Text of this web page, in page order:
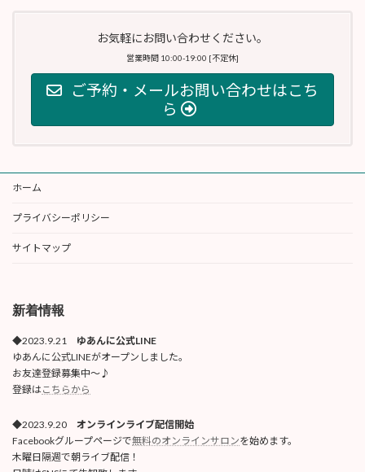
お気軽にお問い合わせください。
営業時間 10:00-19:00 [不定休]
ご予約・メールお問い合わせはこち
ら
ホーム
プライバシーポリシー
サイトマップ
新着情報
◆2023.9.21 ゆあんに公式LINE
ゆあんに公式LINEがオープンしました。
お友達登録募集中〜♪
登録はこちらから
◆2023.9.20 オンラインライブ配信開始
Facebookグループページで無料のオンラインサロンを始めます。
木曜日隔週で朝ライブ配信！